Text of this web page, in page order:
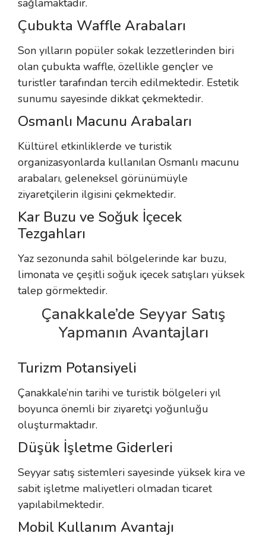
sağlamaktadır.
Çubukta Waffle Arabaları
Son yılların popüler sokak lezzetlerinden biri
olan çubukta waffle, özellikle gençler ve
turistler tarafından tercih edilmektedir. Estetik
sunumu sayesinde dikkat çekmektedir.
Osmanlı Macunu Arabaları
Kültürel etkinliklerde ve turistik
organizasyonlarda kullanılan Osmanlı macunu
arabaları, geleneksel görünümüyle
ziyaretçilerin ilgisini çekmektedir.
Kar Buzu ve Soğuk İçecek
Tezgahları
Yaz sezonunda sahil bölgelerinde kar buzu,
limonata ve çeşitli soğuk içecek satışları yüksek
talep görmektedir.
Çanakkale’de Seyyar Satış
Yapmanın Avantajları
Turizm Potansiyeli
Çanakkale’nin tarihi ve turistik bölgeleri yıl
boyunca önemli bir ziyaretçi yoğunluğu
oluşturmaktadır.
Düşük İşletme Giderleri
Seyyar satış sistemleri sayesinde yüksek kira ve
sabit işletme maliyetleri olmadan ticaret
yapılabilmektedir.
Mobil Kullanım Avantajı